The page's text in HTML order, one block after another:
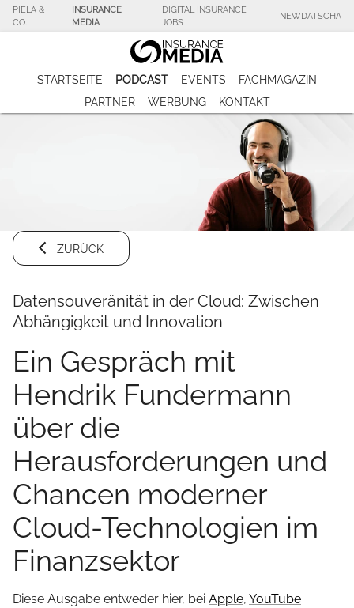
PIELA &
CO.
INSURANCE
MEDIA
DIGITAL INSURANCE
JOBS
NEWDATSCHA
STARTSEITE PODCAST EVENTS
FACHMAGAZIN
PARTNER
WERBUNG KONTAKT
ZURÜCK
Datensouveränität in der Cloud: Zwischen
Abhängigkeit und Innovation
Ein Gespräch mit
Hendrik Fundermann
über die
Herausforderungen und
Chancen moderner
Cloud-Technologien im
Finanzsektor
Diese Ausgabe entweder hier, bei Apple, YouTube